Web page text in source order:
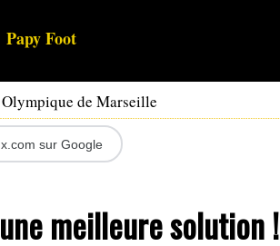
Papy Foot
de Marseille
sur Google
meilleure solution !